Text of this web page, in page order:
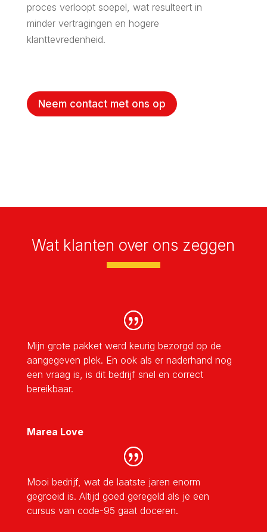
proces verloopt soepel, wat resulteert in
minder vertragingen en hogere
klanttevredenheid.
Neem contact met ons op
Wat klanten over ons zeggen
Mijn grote pakket werd keurig bezorgd op de
aangegeven plek. En ook als er naderhand nog
een vraag is, is dit bedrijf snel en correct
bereikbaar.
Marea Love
Mooi bedrijf, wat de laatste jaren enorm
gegroeid is. Altijd goed geregeld als je een
cursus van code-95 gaat doceren.